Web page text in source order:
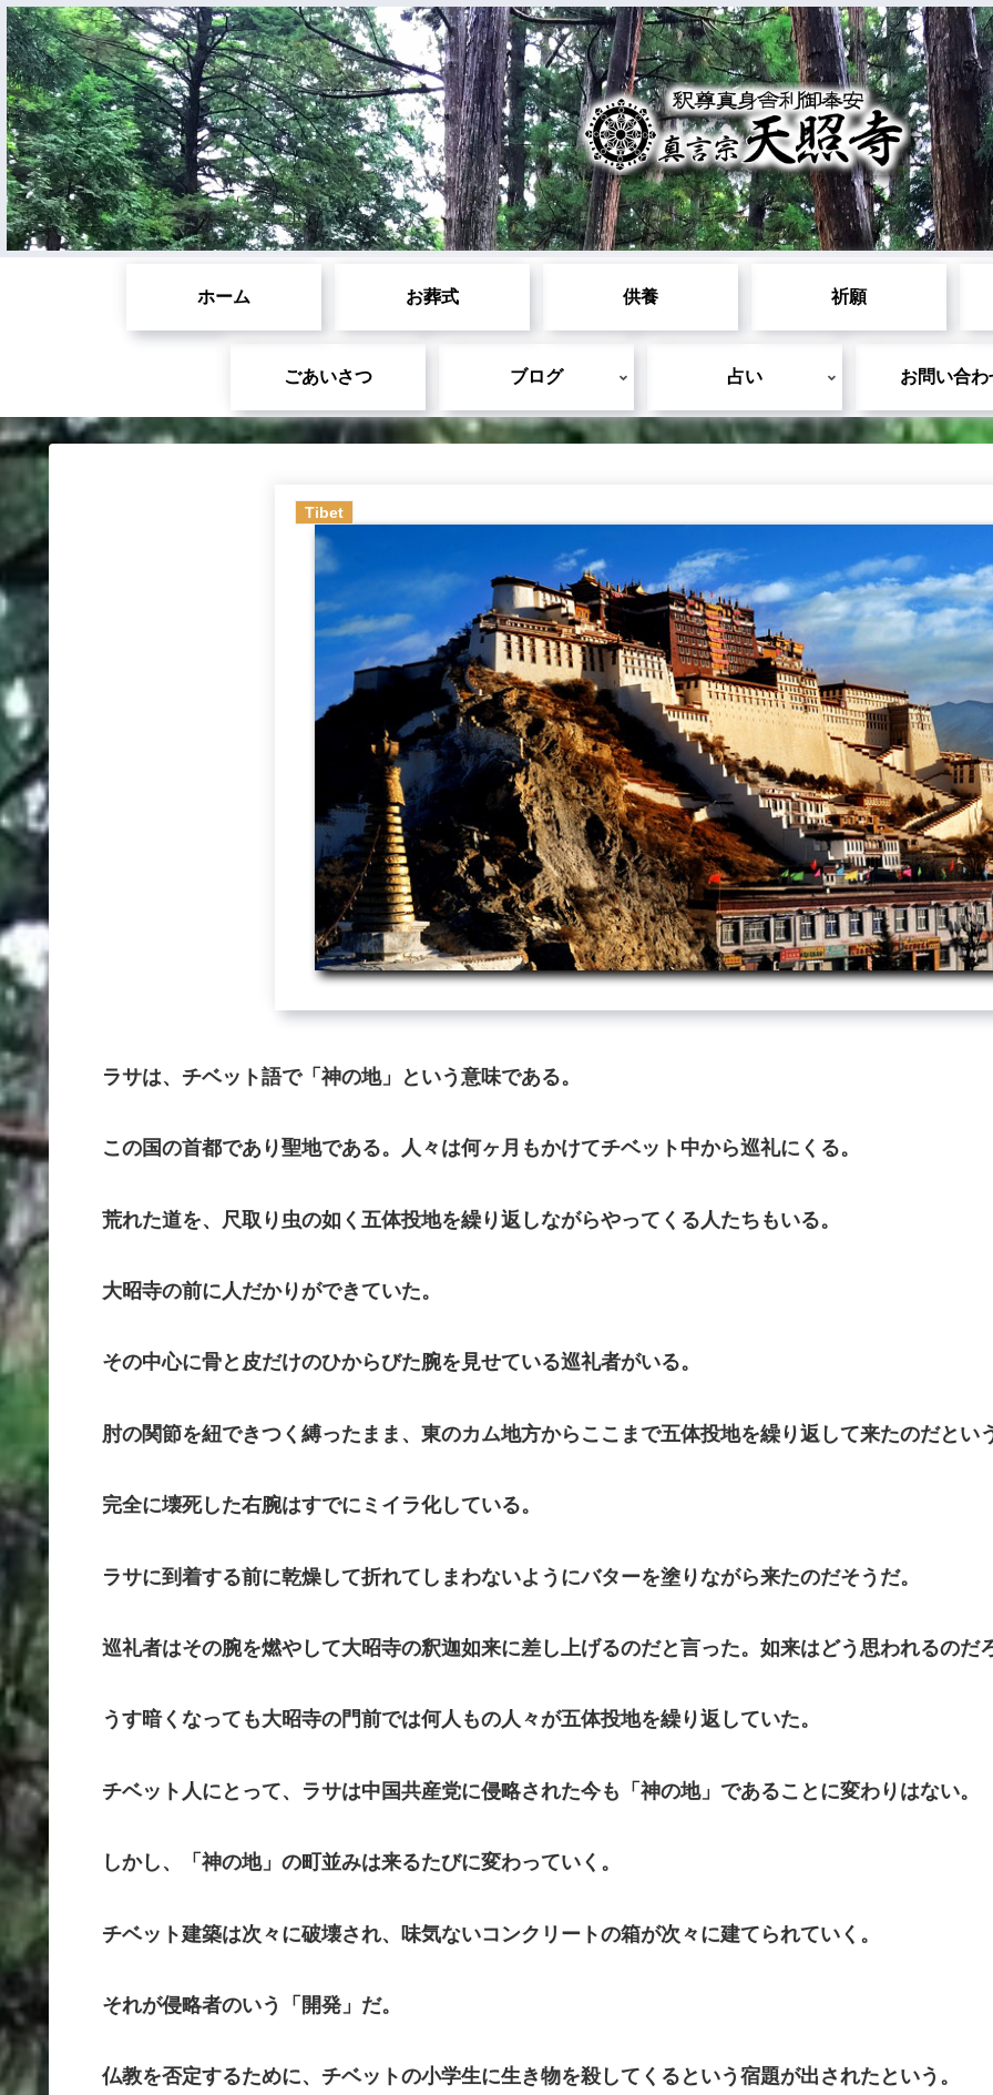
ホーム お葬式 供養 祈願
ごあいさつ ブログ 占い お問い合わ
Tibet
ラサは、チベット語で「神の地」という意味である。
この国の首都であり聖地である。人々は何ヶ月もかけてチベット中から巡礼にくる。
荒れた道を、尺取り虫の如く五体投地を繰り返しながらやってくる人たちもいる。
大昭寺の前に人だかりができていた。
その中心に骨と皮だけのひからびた腕を見せている巡礼者がいる。
肘の関節を紐できつく縛ったまま、東のカム地方からここまで五体投地を繰り返して来たのだとい
完全に壊死した右腕はすでにミイラ化している。
ラサに到着する前に乾燥して折れてしまわないようにバターを塗りながら来たのだそうだ。
巡礼者はその腕を燃やして大昭寺の釈迦如来に差し上げるのだと言った。如来はどう思われるのだ
うす暗くなっても大昭寺の門前では何人もの人々が五体投地を繰り返していた。
チベット人にとって、ラサは中国共産党に侵略された今も「神の地」であることに変わりはない。
しかし、「神の地」の町並みは来るたびに変わっていく。
チベット建築は次々に破壊され、味気ないコンクリートの箱が次々に建てられていく。
それが侵略者のいう「開発」だ。
仏教を否定するために、チベットの小学生に生き物を殺してくるという宿題が出されたという。